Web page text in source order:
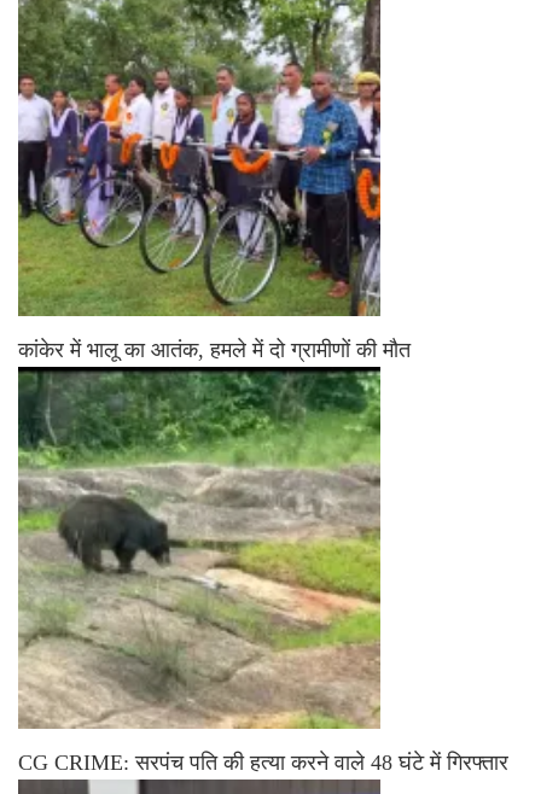
कांकेर में भालू का आतंक, हमले में दो ग्रामीणों की मौत
CG CRIME: सरपंच पति की हत्या करने वाले 48 घंटे में गिरफ्तार